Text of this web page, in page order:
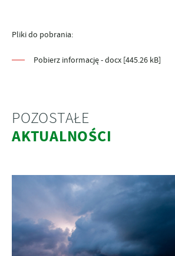
Pliki do pobrania:
Pobierz informację - docx [445.26 kB]
POZOSTAŁE
AKTUALNOŚCI